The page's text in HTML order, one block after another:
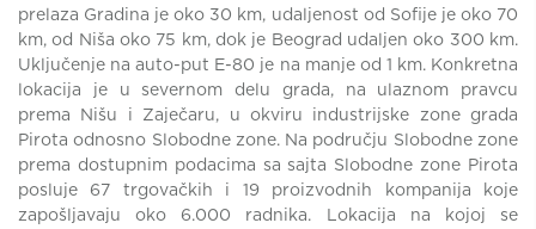
prelaza Gradina je oko 30 km, udaljenost od Sofije je oko 70
km, od Niša oko 75 km, dok je Beograd udaljen oko 300 km.
Uključenje na auto-put E-80 je na manje od 1 km. Konkretna
lokacija je u severnom delu grada, na ulaznom pravcu
prema Nišu i Zaječaru, u okviru industrijske zone grada
Pirota odnosno Slobodne zone. Na području Slobodne zone
prema dostupnim podacima sa sajta Slobodne zone Pirota
posluje 67 trgovačkih i 19 proizvodnih kompanija koje
zapošljavaju oko 6.000 radnika. Lokacija na kojoj se